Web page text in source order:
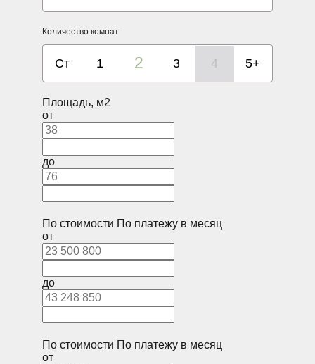
Количество комнат
Ст 1 2 3 4 5+
Площадь, м2
от
до
По стоимости По платежу в месяц
от
до
По стоимости По платежу в месяц
от